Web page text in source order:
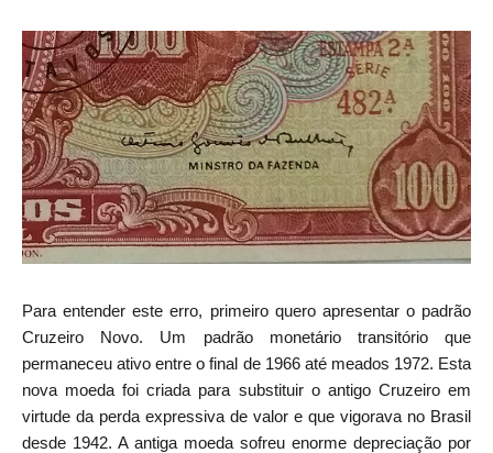
Para entender este erro, primeiro quero apresentar o padrão
Cruzeiro Novo. Um padrão monetário transitório que
permaneceu ativo entre o final de 1966 até meados 1972. Esta
nova moeda foi criada para substituir o antigo Cruzeiro em
virtude da perda expressiva de valor e que vigorava no Brasil
desde 1942. A antiga moeda sofreu enorme depreciação por